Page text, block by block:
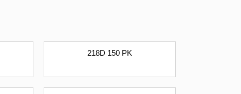
218D 150 PK